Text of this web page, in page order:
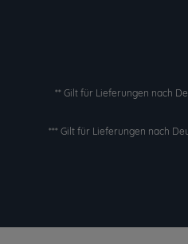
** Gilt für Lieferungen nach
*** Gilt für Lieferungen nach